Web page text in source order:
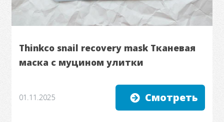
Thinkco snail recovery mask Тканевая
маска с муцином улитки
01.11.2025 Смотреть